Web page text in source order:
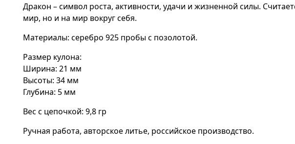
Дракон – символ роста, активности, удачи и жизненной силы.
мир, но и на мир вокруг себя.
Материалы: серебро 925 пробы с позолотой.
Размер кулона:
Ширина: 21 мм
Высоты: 34 мм
Глубина: 5 мм
Вес с цепочкой: 9,8 гр
Ручная работа, авторское литье, российское производство.